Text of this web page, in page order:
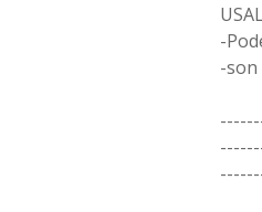
-
-son